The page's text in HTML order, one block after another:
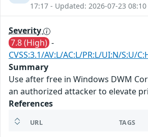
17:17 - Updated: 2026-07-23 08:10
Severity
7.8 (High) -
CVSS:3.1/AV:L/AC:L/PR:L/UI:N/S:U/
Summary
Use after free in Windows DWM
an authorized attacker to elevate
References
URL TAGS